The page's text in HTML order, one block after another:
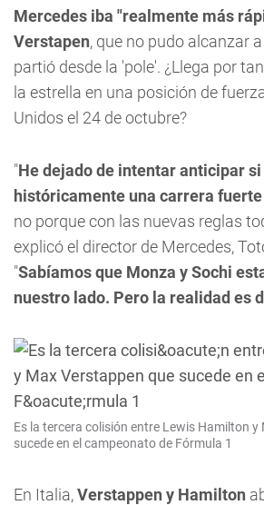
Mercedes iba "realmente más
Verstapen, que no pudo alcanzar
partió desde la 'pole'. ¿Llega por
la estrella en una posición de
Unidos el 24 de octubre?
"He dejado de intentar anticipar si
históricamente una carrera
no porque con las nuevas reglas
explicó el director de Mercedes,
"Sabíamos que Monza y Sochi
nuestro lado. Pero la realidad es
Es la tercera colisión entre Lewis Hamilton y
sucede en el campeonato de Fórmula 1
En Italia,Verstappen y Hamilton